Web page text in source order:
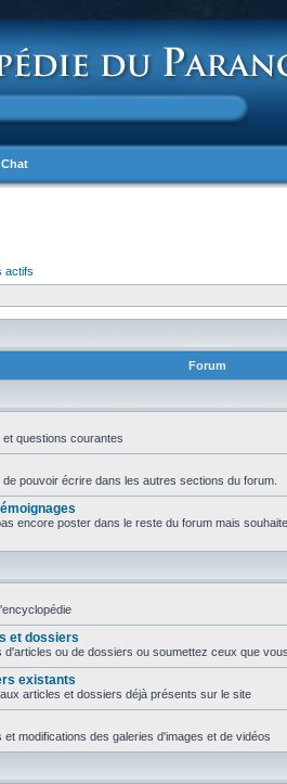
Chat
actifs
Forum
et questions courantes
pouvoir écrire dans les autres sections du forum.
encore poster dans le reste du forum mais
et dossiers
d'articles ou de dossiers ou soumettez ceux que
existants
articles et dossiers déjà présents sur le site
et modifications des galeries d'images et de vidéos